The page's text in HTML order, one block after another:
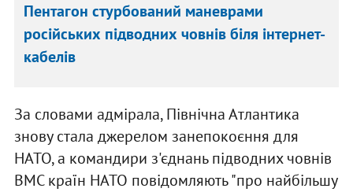
Пентагон стурбований маневрами
російських підводних човнів біля інтернет-
кабелів
За словами адмірала, Північна Атлантика
знову стала джерелом занепокоєння для
НАТО, а командири з'єднань підводних човнів
ВМС країн НАТО повідомляють "про найбільшу